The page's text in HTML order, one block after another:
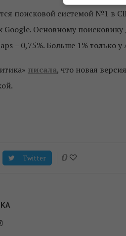
поисковой системой №1 в
Основному поисковику
– 0,75%. Больше 1% только
писала, что новая
Twitter 0